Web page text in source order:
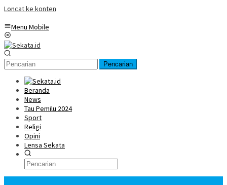
Loncat ke konten
Menu Mobile
Pencarian
Beranda
News
Tau Pemilu 2024
Sport
Religi
Opini
Lensa Sekata